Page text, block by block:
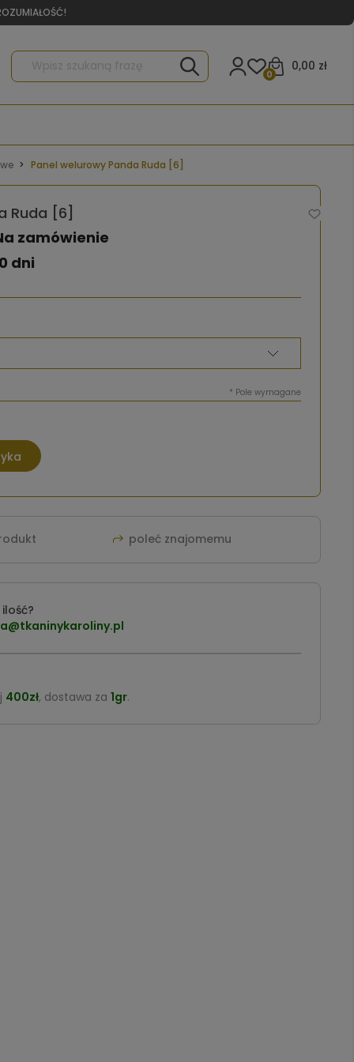
0,00 zł
0
Panel welurowy Panda Ruda [6]
Ruda [6]
zamówienie
dni
* Pole wymagane
poleć znajomemu
400zł, dostawa za 1gr.